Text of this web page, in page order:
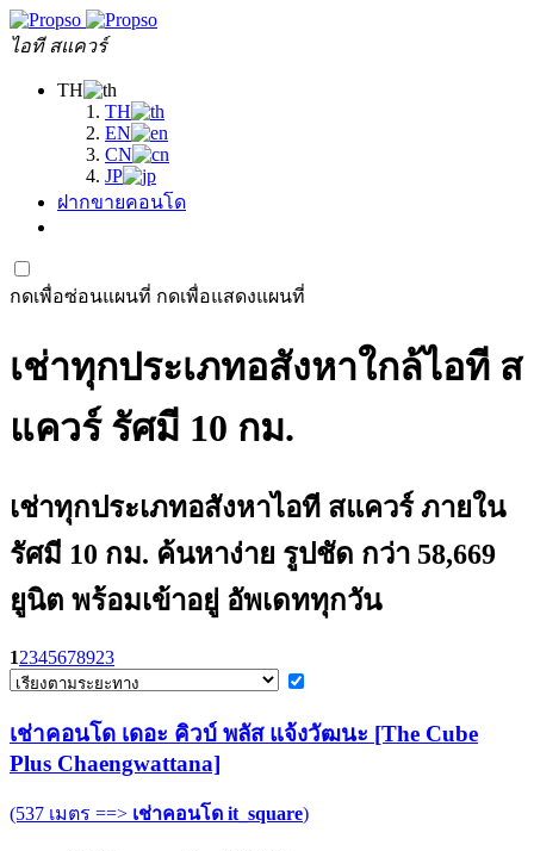
ไอที สแควร์
TH
TH
EN
CN
JP
ฝากขายคอนโด
กดเพื่อซ่อนแผนที่ กดเพื่อแสดงแผนที่
เช่าทุกประเภทอสังหาใกล้ไอที ส
แควร์ รัศมี 10 กม.
เช่าทุกประเภทอสังหาไอที สแควร์ ภายใน
รัศมี 10 กม. ค้นหาง่าย รูปชัด กว่า 58,669
ยูนิต พร้อมเข้าอยู่ อัพเดททุกวัน
12345678923
เช่าคอนโด เดอะ คิวบ์ พลัส แจ้งวัฒนะ [The Cube
Plus Chaengwattana]
(537 เมตร ==> เช่าคอนโด it_square)